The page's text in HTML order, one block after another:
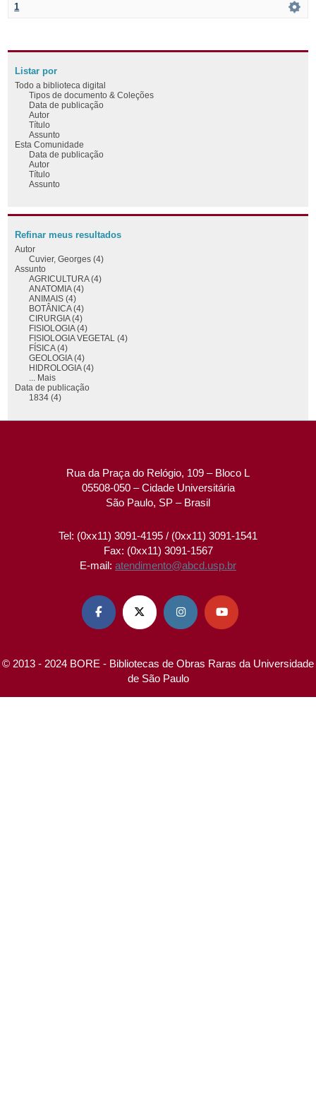
1
Listar por
Todo a biblioteca digital
Tipos de documento & Coleções
Data de publicação
Autor
Título
Assunto
Esta Comunidade
Data de publicação
Autor
Título
Assunto
Refinar meus resultados
Autor
Cuvier, Georges (4)
Assunto
AGRICULTURA (4)
ANATOMIA (4)
ANIMAIS (4)
BOTÂNICA (4)
CIRURGIA (4)
FISIOLOGIA (4)
FISIOLOGIA VEGETAL (4)
FÍSICA (4)
GEOLOGIA (4)
HIDROLOGIA (4)
... Mais
Data de publicação
1834 (4)
Rua da Praça do Relógio, 109 – Bloco L
05508-050 – Cidade Universitária
São Paulo, SP – Brasil
Tel: (0xx11) 3091-4195 / (0xx11) 3091-1541
Fax: (0xx11) 3091-1567
E-mail: atendimento@abcd.usp.br
   
© 2013 - 2024 BORE - Bibliotecas de Obras Raras da Universidade
de São Paulo